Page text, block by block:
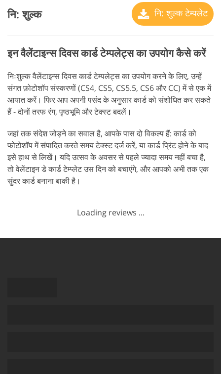
नि: शुल्क नि: शुल्क टेम्पलेट
इन वैलेंटाइन्स दिवस कार्ड टेम्पलेट्स का उपयोग कैसे करें
निःशुल्क वैलेंटाइन्स दिवस कार्ड टेम्पलेट्स का उपयोग करने के लिए, उन्हें
संगत फ़ोटोशॉप संस्करणों (CS4, CS5, CS5.5, CS6 और CC) में से एक में
आयात करें। फिर आप अपनी पसंद के अनुसार कार्ड को संशोधित कर सकते
हैं - दोनों तरफ रंग, पृष्ठभूमि और टेक्स्ट बदलें।
जहां तक संदेश जोड़ने का सवाल है, आपके पास दो विकल्प हैं: कार्ड को
फोटोशॉप में संपादित करते समय टेक्स्ट दर्ज करें, या कार्ड प्रिंट होने के बाद
इसे हाथ से लिखें। यदि उत्सव के अवसर से पहले ज्यादा समय नहीं बचा है,
तो वेलेंटाइन डे कार्ड टेम्प्लेट उस दिन को बचाएंगे, और आपको अभी तक एक
सुंदर कार्ड बनाना बाकी है।
Loading reviews ...